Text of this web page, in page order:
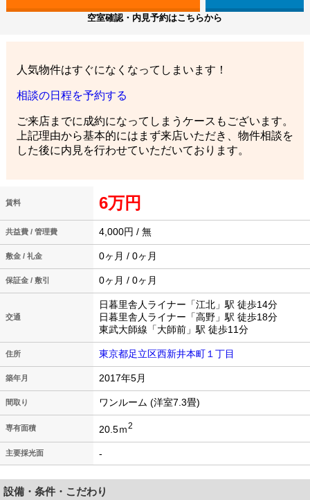
空室確認・内見予約はこちらから
人気物件はすぐになくなってしまいます！
相談の日程を予約する
ご来店までに成約になってしまうケースもございます。
上記理由から基本的にはまず来店いただき、物件相談を
した後に内見を行わせていただいております。
賃料 6万円
共益費 / 管理費 4,000円 / 無
敷金 / 礼金 0ヶ月 / 0ヶ月
保証金 / 敷引 0ヶ月 / 0ヶ月
交通
日暮里舎人ライナー「江北」駅 徒歩14分
日暮里舎人ライナー「高野」駅 徒歩18分
東武大師線「大師前」駅 徒歩11分
住所 東京都足立区西新井本町１丁目
築年月 2017年5月
間取り ワンルーム (洋室7.3畳)
専有面積 20.5ｍ2
主要採光面 -
設備・条件・こだわり